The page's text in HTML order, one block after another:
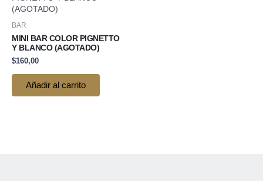
BAR
MINI BAR COLOR PIGNETTO
Y BLANCO (AGOTADO)
$160,00
Añadir al carrito